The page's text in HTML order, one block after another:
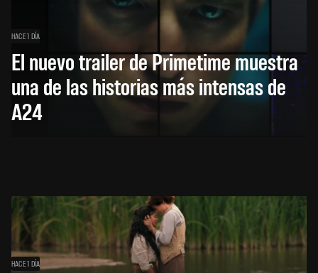
HACE 1 DÍA
El nuevo trailer de Primetime muestra
una de las historias más intensas de
A24
HACE 1 DÍA